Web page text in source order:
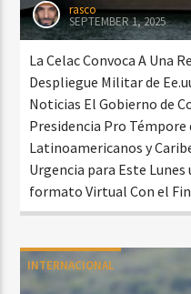
rasco
SEPTEMBER 1, 2025
La Celac Convoca A Una
Despliegue Militar de
Noticias El Gobierno de
Presidencia Pro Témpore
Latinoamericanos y
Urgencia para Este
formato Virtual Con el
INTERNACIONAL